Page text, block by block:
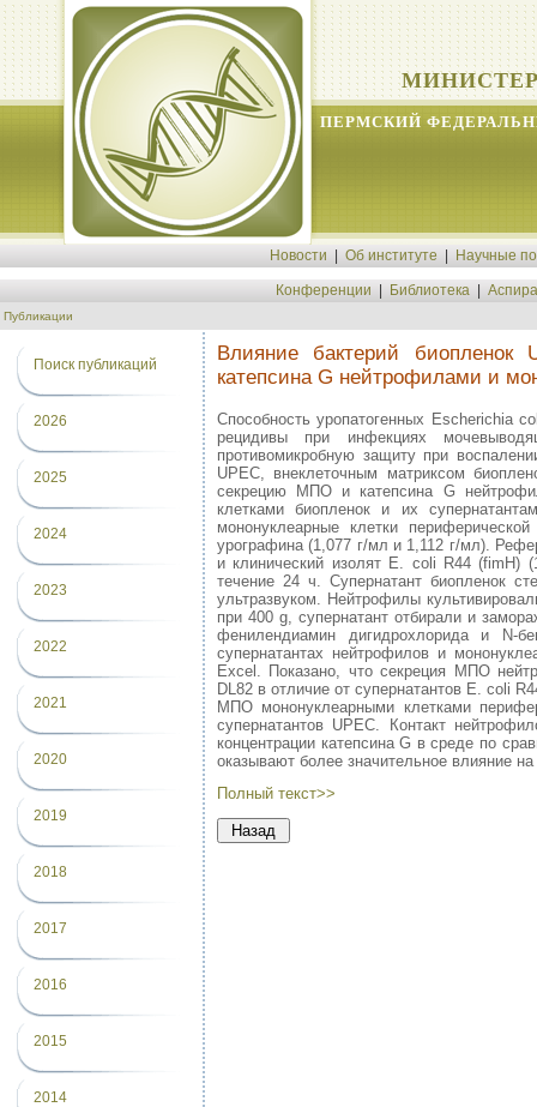
ПЕРМСКИЙ
Новости Об институте Научные
Конференции Библиотека
Публикации
Поиск публикаций
2026
2025
2024
2023
2022
2021
2020
2019
2018
2017
2016
2015
2014
Влияние бактерий биопленок
катепсина G нейтрофилами и
Способность уропатогенных Escherichia
рецидивы при инфекциях
противомикробную защиту при
UPEC, внеклеточным матриксом
секрецию МПО и катепсина G
клетками биопленок и их
мононуклеарные клетки
урографина (1,077 г/мл и 1,112 г/мл).
и клинический изолят E. coli R44
течение 24 ч. Супернатант биопленок
ультразвуком. Нейтрофилы
при 400 g, супернатант отбирали и
фенилендиамин дигидрохлорида и N-
супернатантах нейтрофилов и
Excel. Показано, что секреция МПО
DL82 в отличие от супернатантов E. coli
МПО мононуклеарными клетками
супернатантов UPEC. Контакт
концентрации катепсина G в среде по
оказывают более значительное влияние
Полный текст>>